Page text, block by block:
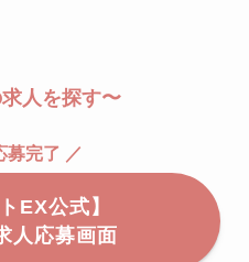
人を探す〜
募完了 ／
EX公式】
人応募画面